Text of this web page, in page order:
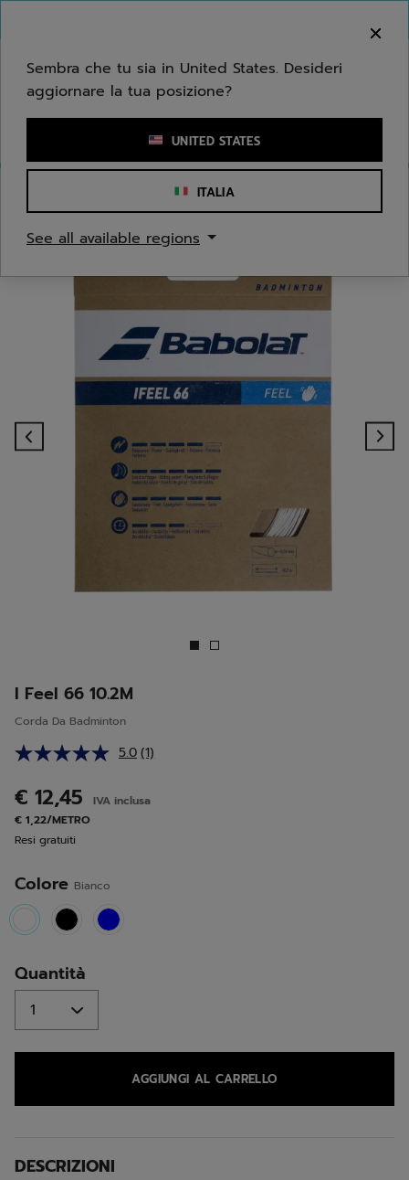
Inserisci una parola chiave o il numero di un articolo
I Feel 66 10.2M
Corda Da Badminton
5.0 Leggi
Stesso
(1)
€ 12,45
IVA inclusa
€ 1,22/METRO
Resi gratuiti
Colore Bianco
selected
Quantità
AGGIUNGI AL CARRELLO
DESCRIZIONI
Sembra che tu sia in United States. Desideri
aggiornare la tua posizione?
UNITED STATES
ITALIA
See all available regions